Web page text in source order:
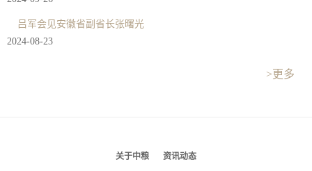
吕军会见安徽省副省长张曙光
2024-08-23
>更多
关于中粮 资讯动态